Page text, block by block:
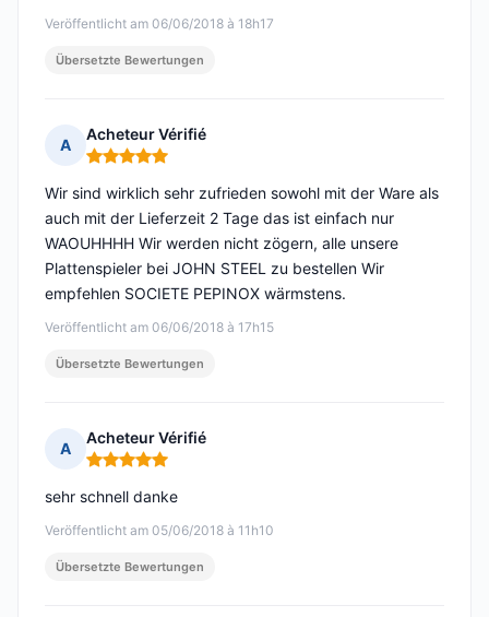
Veröffentlicht am 06/06/2018 à 18h17
Übersetzte Bewertungen
A
Acheteur Vérifié
Hinweis: 5 von 5
Veröffentlicht am 06/06/2018 à 17h15
Wir sind wirklich sehr zufrieden sowohl mit der Ware als
auch mit der Lieferzeit 2 Tage das ist einfach nur
WAOUHHHH Wir werden nicht zögern, alle unsere
Plattenspieler bei JOHN STEEL zu bestellen Wir
empfehlen SOCIETE PEPINOX wärmstens.
Übersetzte Bewertungen
A
Acheteur Vérifié
Hinweis: 5 von 5
Veröffentlicht am 05/06/2018 à 11h10
sehr schnell danke
Übersetzte Bewertungen